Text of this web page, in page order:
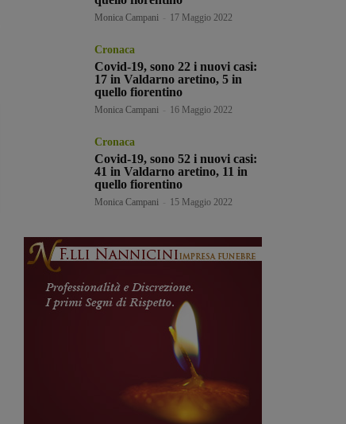
Monica Campani 17 Maggio 2022
Cronaca
Covid-19, sono 22 i nuovi casi:
17 in Valdarno aretino, 5 in
quello fiorentino
Monica Campani 16 Maggio 2022
Cronaca
Covid-19, sono 52 i nuovi casi:
41 in Valdarno aretino, 11 in
quello fiorentino
Monica Campani 15 Maggio 2022